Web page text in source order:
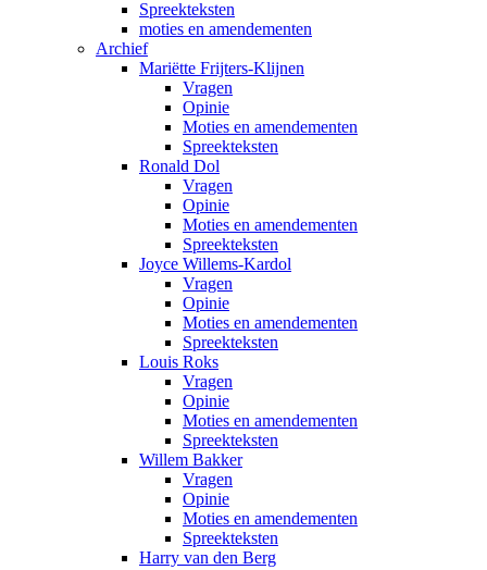
Spreekteksten
moties en amendementen
Archief
Mariëtte Frijters-Klijnen
Vragen
Opinie
Moties en amendementen
Spreekteksten
Ronald Dol
Vragen
Opinie
Moties en amendementen
Spreekteksten
Joyce Willems-Kardol
Vragen
Opinie
Moties en amendementen
Spreekteksten
Louis Roks
Vragen
Opinie
Moties en amendementen
Spreekteksten
Willem Bakker
Vragen
Opinie
Moties en amendementen
Spreekteksten
Harry van den Berg